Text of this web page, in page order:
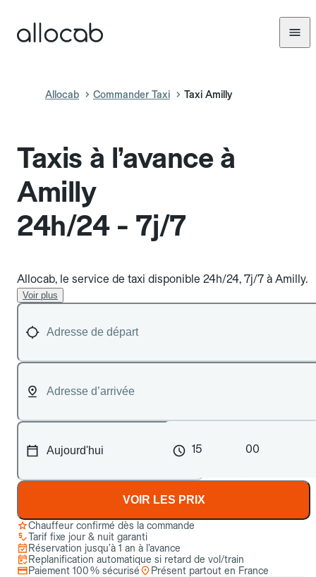
Allocab Commander Taxi Taxi Amilly
Taxis à l’avance à
Amilly
24h/24 - 7j/7
Allocab, le service de taxi disponible 24h/24, 7j/7 à Amilly.
Voir plus
15 00
VOIR LES PRIX
Chauffeur confirmé dès la commande
Tarif fixe jour & nuit garanti
Réservation jusqu’à 1 an à l’avance
Replanification automatique si retard de vol/train
Paiement 100 % sécurisé
Présent partout en France